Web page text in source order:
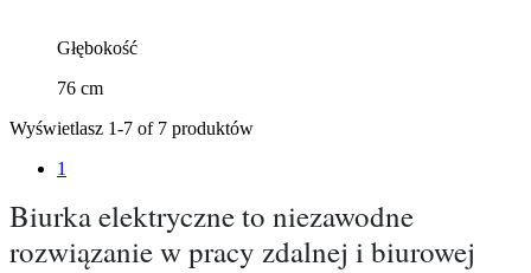
Głębokość
76 cm
Wyświetlasz 1-7 of 7 produktów
1
Biurka elektryczne to niezawodne
rozwiązanie w pracy zdalnej i biurowej